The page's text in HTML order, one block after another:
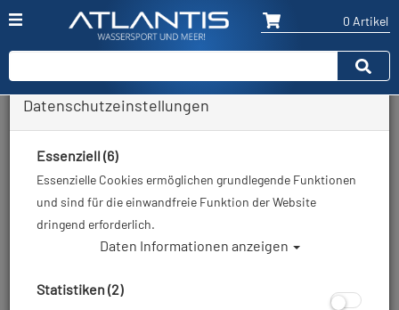
0 Artikel
Zurück
Datenschutzeinstellungen
Essenziell (6)
Essenzielle Cookies ermöglichen grundlegende Funktionen
und sind für die einwandfreie Funktion der Website
dringend erforderlich.
Daten Informationen anzeigen
Statistiken (2)